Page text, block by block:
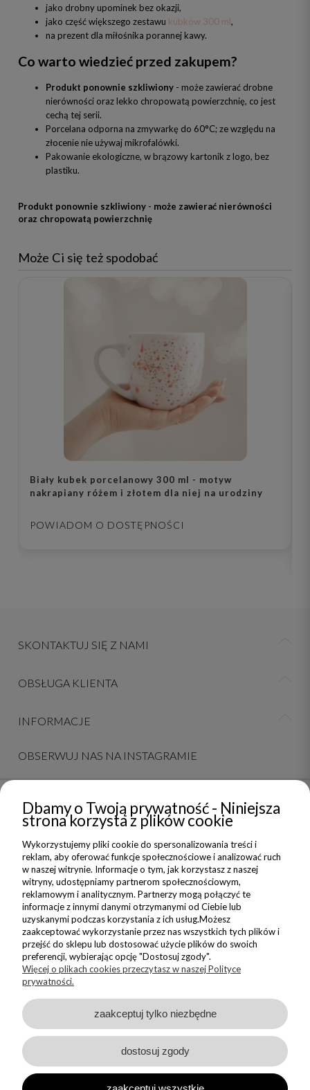
jako drobny upominek bez okazji,
jako część większego zestawu kubków 300 ml,
na prezent dla miłośnika porannej kawy.
Co warto wiedzieć przed zakupem?
Produkt ponownie szkliwiony - może zawierać drobne
nierówności oraz lekko chropowatą powierzchnię, co jest
cechą tej serii.
Porcelana odporna na zmywarkę do 60°C; ze względu na
złocenie nie używaj mikrofalówki.
Pakowanie ekologiczne, w brązowy kartonik z logo, bez
plastiku.
Produkt ponownie szkliwiony - może zawierać nierówności
oraz chropowatą powierzchnię
Może Ci się też spodobać
Biały kubek porcelanowy 300 ml - motyw
nakrapiany różem i złotem dla niej na urodziny
POWIADOM O DOSTĘPNOŚCI
SKONTAKTUJ SIĘ Z NAMI
OBSŁUGA KLIENTA
INFORMACJE
OBSERWUJ NAS NA INSTAGRAMIE
NEWSLETTER
Dołącz do nas i zyskaj 5% zniżki na Twoje pierwsze Nadzwyczajne
zakupy
ZAPISZ SIĘ
Wyrażam zgodę na wysyłanie do mnie informacji handlowych na
wskazany adres oraz przetwarzanie moich danych w związku z
obsługą newsletteru.
Zapoznałem/am się i akceptuję
Politykę Prywatności
Sklep internetowy Shoper Premium
Dbamy o Twoją prywatność - Niniejsza
strona korzysta z plików cookie
Wykorzystujemy pliki cookie do spersonalizowania treści i
reklam, aby oferować funkcje społecznościowe i analizować ruch
w naszej witrynie. Informacje o tym, jak korzystasz z naszej
witryny, udostępniamy partnerom społecznościowym,
reklamowym i analitycznym. Partnerzy mogą połączyć te
informacje z innymi danymi otrzymanymi od Ciebie lub
uzyskanymi podczas korzystania z ich usług.Możesz
zaakceptować wykorzystanie przez nas wszystkich tych plików i
przejść do sklepu lub dostosować użycie plików do swoich
preferencji, wybierając opcję "Dostosuj zgody".
Więcej o plikach cookies przeczytasz w naszej Polityce
prywatności.
zaakceptuj tylko niezbędne
dostosuj zgody